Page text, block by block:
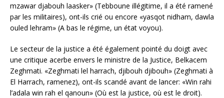
mzawar djabouh laasker» (Tebboune illégitime, il a été ramené
par les militaires), ont-ils crié ou encore «yasqot nidham, dawla
ouled lehram» (A bas le régime, un état voyou).
Le secteur de la justice a été également pointé du doigt avec
une critique acerbe envers le ministre de la Justice, Belkacem
Zeghmati. «Zeghmati lel harrach, djibouh djibouh» (Zeghmati à
El Harrach, ramenez), ont-ils scandé avant de lancer: «Win rahi
l’adala win rah el qanoun» (Où est la justice, où est le droit).